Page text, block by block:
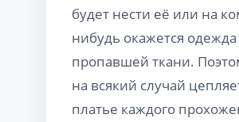
будет нести её или на
нибудь окажется одежда
пропавшей ткани.
на всякий случай
платье каждого